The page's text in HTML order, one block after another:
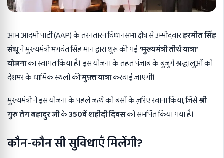
आम आदमी पार्टी (AAP) के तरनतारन विधानसभा क्षेत्र से उम्मीदवारहरमीत सिंह
संधूने मुख्यमंत्री भगवंत सिंह मान द्वारा शुरू की गई‘मुख्यमंत्री तीर्थ यात्रा’
योजनाका स्वागत किया है। इस योजना के तहत पंजाब के बुजुर्ग श्रद्धालुओं को
देशभर के धार्मिक स्थलों कीमुफ़्त यात्राकरवाई जाएगी।
मुख्यमंत्री ने इस योजना के पहले जत्थे को बसों के ज़रिए रवाना किया, जिसेश्री
गुरु तेग बहादुर जीके350वें शहीदी दिवसको समर्पित किया गया है।
कौन-कौन सी सुविधाएँ मिलेंगी?